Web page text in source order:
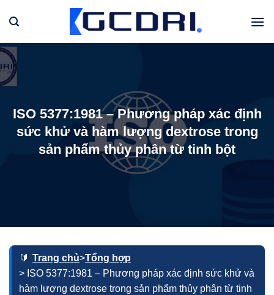
qua
dung
ISO 5377:1981 – Phương pháp xác định
sức khử và hàm lượng dextrose trong
sản phẩm thủy phân từ tinh bột
Trang chủ>Tổng hợp
> ISO 5377:1981 – Phương pháp xác định sức khử và
hàm lượng dextrose trong sản phẩm thủy phân từ tinh